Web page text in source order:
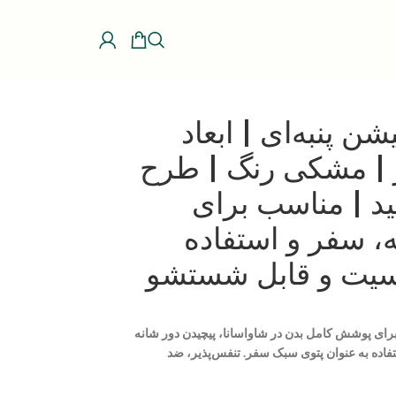
پنبه‌ای | ابعاد
| مشکی رنگ | طرح
| مناسب برای
سفر و استفاده
و قابل شستشو
پوشش کامل بدن در شاواسانا، پیچیدن دور شانه
به عنوان پتوی سبک سفر. تنفس‌پذیر، ضد